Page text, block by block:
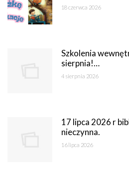
18 czerwca 2026
Szkolenia
sierpnia!…
4 sierpnia 2026
17 lipca 2026 r
nieczynna.
16 lipca 2026